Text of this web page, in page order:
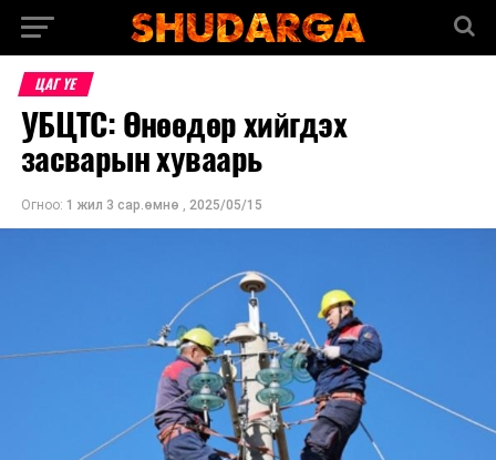
ЦАГ ҮЕ
УБЦТС: Өнөөдөр хийгдэх
засварын хуваарь
Огноо: 1 жил 3 сар.өмнө , 2025/05/15